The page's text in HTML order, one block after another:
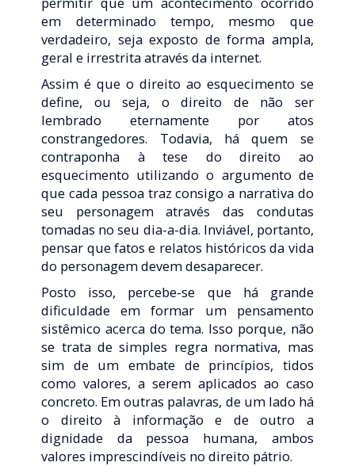
em determinado tempo, mesmo que
verdadeiro, seja exposto de forma ampla,
geral e irrestrita através da internet.
Assim é que o direito ao esquecimento se
define, ou seja, o direito de não ser
lembrado eternamente por atos
constrangedores. Todavia, há quem se
contraponha à tese do direito ao
esquecimento utilizando o argumento de
que cada pessoa traz consigo a narrativa do
seu personagem através das condutas
tomadas no seu dia-a-dia. Inviável, portanto,
pensar que fatos e relatos históricos da vida
do personagem devem desaparecer.
Posto isso, percebe-se que há grande
dificuldade em formar um pensamento
sistêmico acerca do tema. Isso porque, não
se trata de simples regra normativa, mas
sim de um embate de princípios, tidos
como valores, a serem aplicados ao caso
concreto. Em outras palavras, de um lado há
o direito à informação e de outro a
dignidade da pessoa humana, ambos
valores imprescindíveis no direito pátrio.